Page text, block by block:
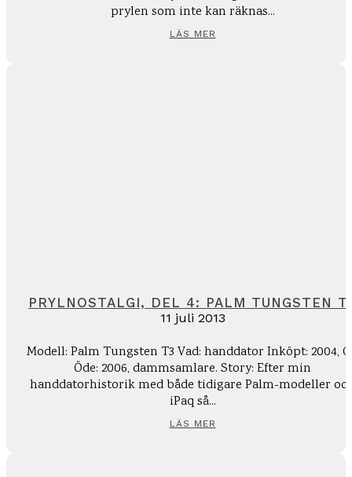
prylen som inte kan räknas...
LÄS MER
PRYLNOSTALGI, DEL 4: PALM TUNGSTEN
11 juli 2013
Modell: Palm Tungsten T3 Vad: handdator Inköpt: 2004,
Öde: 2006, dammsamlare. Story: Efter min
handdatorhistorik med både tidigare Palm-modeller
iPaq så...
LÄS MER